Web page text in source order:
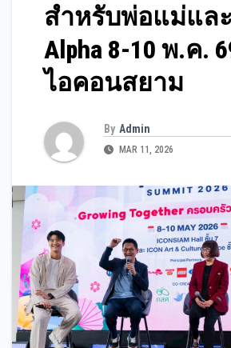
สำหรับพ่อแม่และ
Alpha 8-10 พ.ค.
ไอคอนสยาม
By Admin
MAR 11, 2026